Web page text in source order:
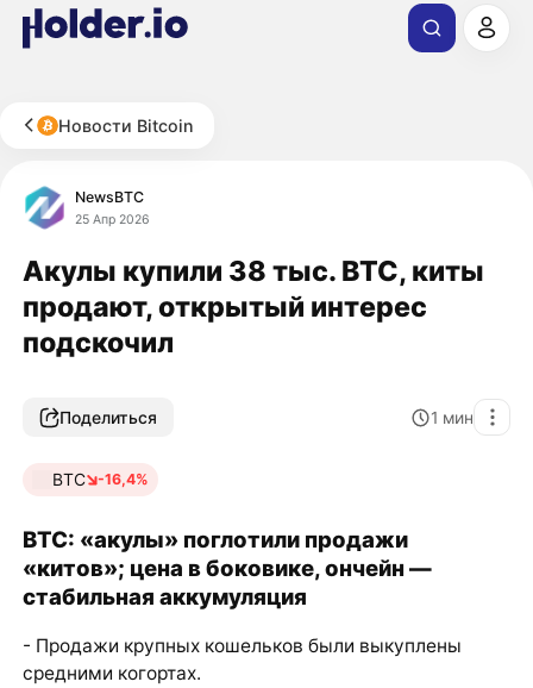
Новости Bitcoin
NewsBTC
25 Апр 2026
Акулы купили 38 тыс. BTC, киты
продают, открытый интерес
подскочил
Поделиться 1 мин
BTC -16,4%
BTC: «акулы» поглотили продажи
«китов»; цена в боковике, ончейн —
стабильная аккумуляция
- Продажи крупных кошельков были выкуплены
средними когортах.